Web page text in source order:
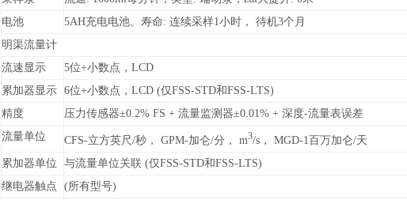
电池
5AH充电电池。寿命: 连续采样1小时， 待机3个月
明渠流量计
流速显示
5位+小数点，LCD
累加器显示
6位+小数点，LCD (仅FSS-STD和FSS-LTS)
精度
压力传感器±0.2% FS + 流量监测器±0.01% + 深度-流量表误差
流量单位
CFS-立方英尺/秒， GPM-加仑/分， m3/s， MGD-1百万加仑/天
累加器单位
与流量单位关联 (仅FSS-STD和FSS-LTS)
继电器触点
(所有型号)